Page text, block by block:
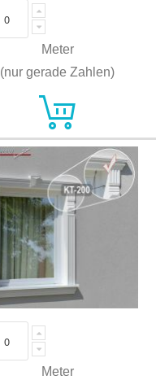
Meter
(nur gerade Zahlen)
Meter